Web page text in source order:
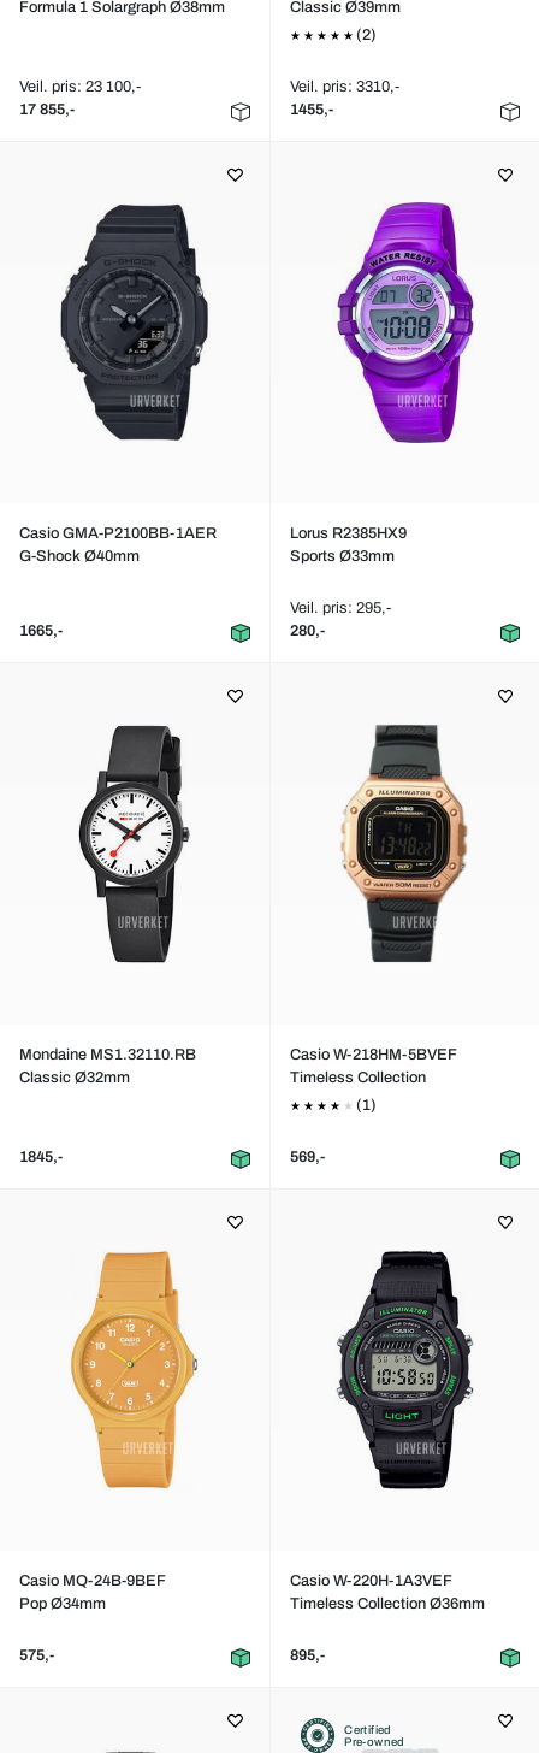
Formula 1 Solargraph Ø38mm
Veil. pris: 23 100,-
17 855,-
Classic Ø39mm
(2)
Veil. pris: 3310,-
1455,-
Casio GMA-P2100BB-1AER
G-Shock Ø40mm
1665,-
Lorus R2385HX9
Sports Ø33mm
Veil. pris: 295,-
280,-
Mondaine MS1.32110.RB
Classic Ø32mm
1845,-
Casio W-218HM-5BVEF
Timeless Collection
(1)
569,-
Casio MQ-24B-9BEF
Pop Ø34mm
575,-
Casio W-220H-1A3VEF
Timeless Collection Ø36mm
895,-
Certified
Pre-owned